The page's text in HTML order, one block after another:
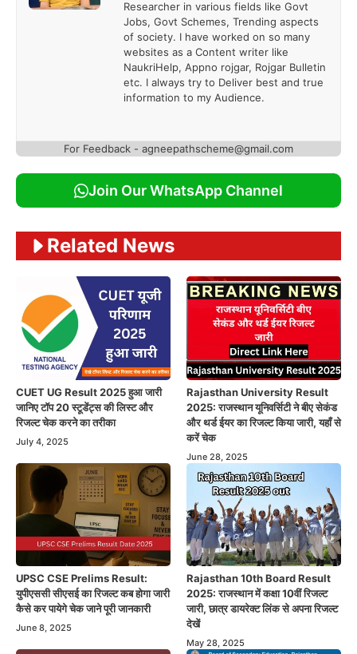
Researcher in various fields like Govt
Jobs, Govt Schemes, Trending aspects
of society. I have worked on so many
websites as a Content writer like
NaukriHelp, Appno rojgar, Rojgar Bulletin
etc. I always try to Deliver best and true
information to my Audience.
For Feedback - agneepathscheme@gmail.com
Join Our WhatsApp Channel
Related News
CUET UG Result 2025 हुआ जारी
जानिए टॉप 20 स्टूडेंट्स की लिस्ट और
रिजल्ट चेक करने का तरीका
July 4, 2025
Rajasthan University Result
2025: राजस्थान यूनिवर्सिटी ने बीए सेकंड
और थर्ड ईयर का रिजल्ट किया जारी, यहाँ से
करें चेक
June 28, 2025
UPSC CSE Prelims Result:
युपीएससी सीएसई का रिजल्ट कब होगा जारी
कैसे कर पायेगे चेक जाने पूरी जानकारी
June 8, 2025
Rajasthan 10th Board Result
2025: राजस्थान में कक्षा 10वीं रिजल्ट
जारी, छात्र डायरेक्ट लिंक से अपना रिजल्ट
देखें
May 28, 2025